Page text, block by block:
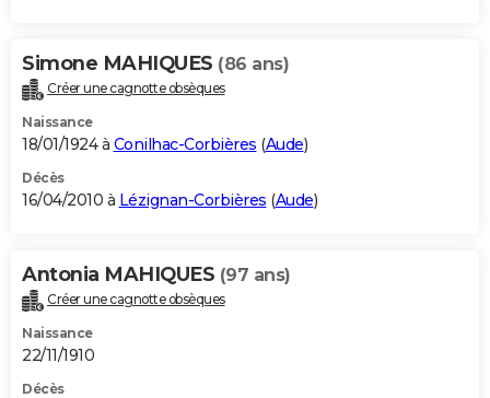
Simone MAHIQUES (86 ans)
Créer une cagnotte obsèques
Naissance
18/01/1924 à Conilhac-Corbières (Aude)
Décès
16/04/2010 à Lézignan-Corbières (Aude)
Antonia MAHIQUES (97 ans)
Créer une cagnotte obsèques
Naissance
22/11/1910
Décès